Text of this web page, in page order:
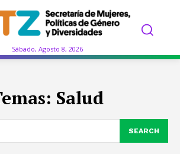
Sábado, Agosto 8, 2026
Salud
SEARCH